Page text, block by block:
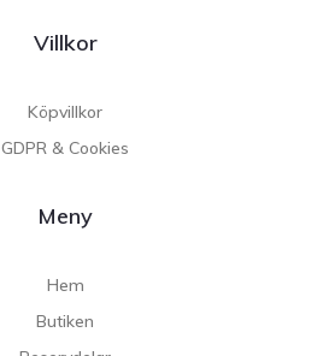
Villkor
Köpvillkor
GDPR & Cookies
Meny
Hem
Butiken